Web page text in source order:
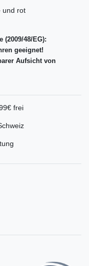
und rot
48/EG):
geeignet!
Aufsicht von
frei